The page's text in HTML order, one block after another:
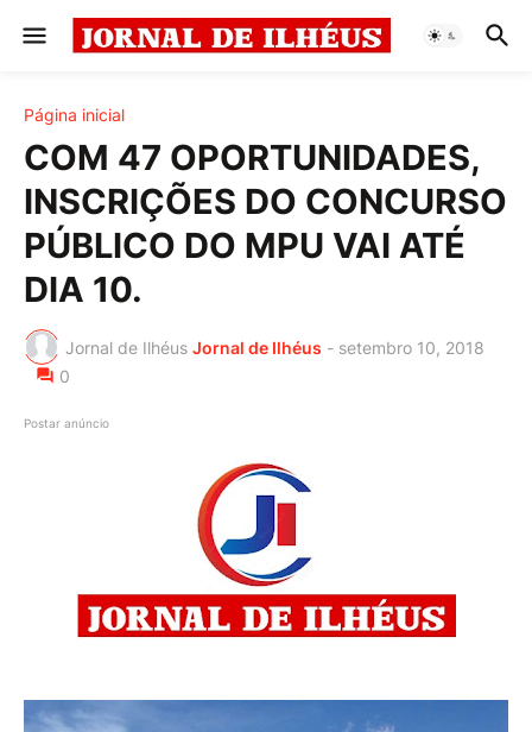
Página inicial
COM 47 OPORTUNIDADES,
INSCRIÇÕES DO CONCURSO
PÚBLICO DO MPU VAI ATÉ
DIA 10.
Jornal de Ilhéus Jornal de Ilhéus - setembro 10, 2018
0
Postar anúncio